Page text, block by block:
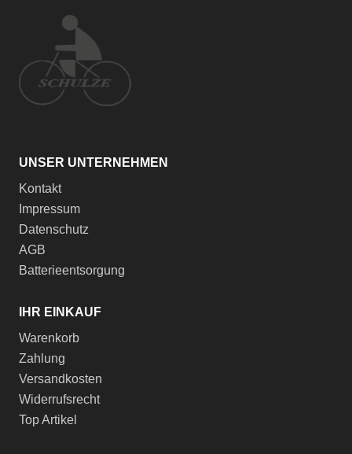
UNSER UNTERNEHMEN
Kontakt
Impressum
Datenschutz
AGB
Batterieentsorgung
IHR EINKAUF
Warenkorb
Zahlung
Versandkosten
Widerrufsrecht
Top Artikel